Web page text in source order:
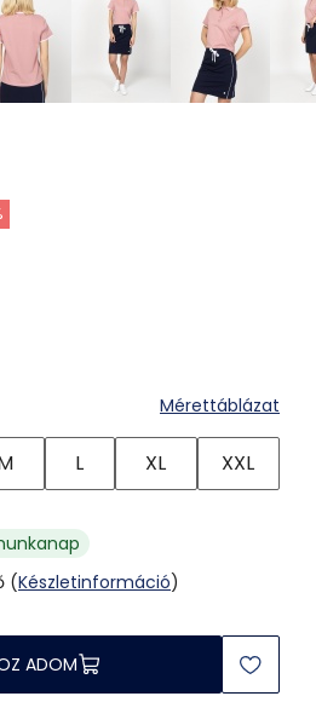
Mérettáblázat
L XL XXL
(Készletinformáció)
ADOM